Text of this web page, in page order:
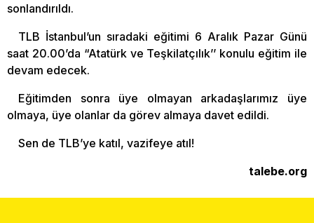
sonlandırıldı.
TLB İstanbul’un sıradaki eğitimi 6 Aralık Pazar Günü
saat 20.00’da “Atatürk ve Teşkilatçılık’’ konulu eğitim ile
devam edecek.
Eğitimden sonra üye olmayan arkadaşlarımız üye
olmaya, üye olanlar da görev almaya davet edildi.
Sen de TLB’ye katıl, vazifeye atıl!
talebe.org